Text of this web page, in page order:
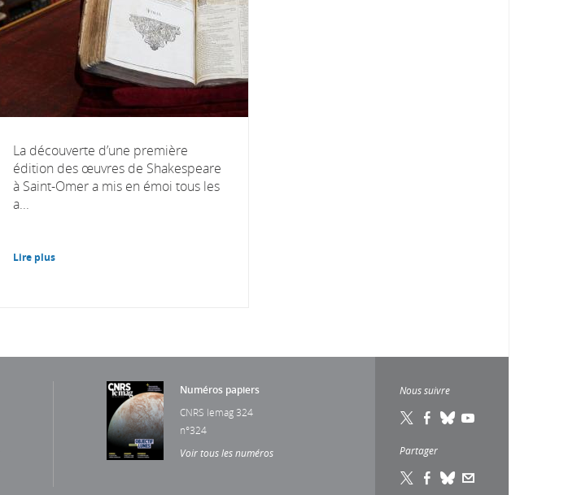
La découverte d’une première
édition des œuvres de Shakespeare
à Saint-Omer a mis en émoi tous les
a...
Lire plus
Numéros papiers
CNRS lemag 324
n°324
Voir tous les numéros
Nous suivre
Partager